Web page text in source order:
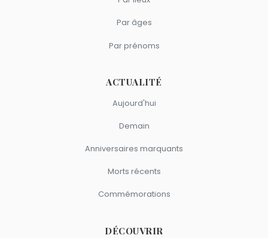
Par âges
Par prénoms
ACTUALITÉ
Aujourd'hui
Demain
Anniversaires marquants
Morts récents
Commémorations
DÉCOUVRIR